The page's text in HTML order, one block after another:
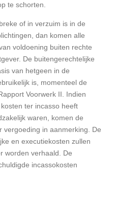
te schorten.
of in verzuim is in de
dan komen alle
voldoening buiten rechte
De buitengerechtelijke
van hetgeen in de
is, momenteel de
Voorwerk II. Indien
ter incasso heeft
waren, komen de
vergoeding in aanmerking. De
en executiekosten zullen
worden verhaald. De
incassokosten